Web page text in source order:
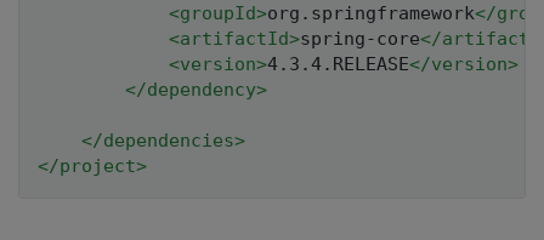
<groupId>org.springframework</
<artifactId>spring-core</
<version>4.3.4.RELEASE</version>
</dependency>
</dependencies>
</project>